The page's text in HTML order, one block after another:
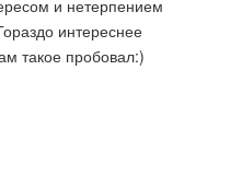
и нетерпением
интереснее
такое пробовал:)